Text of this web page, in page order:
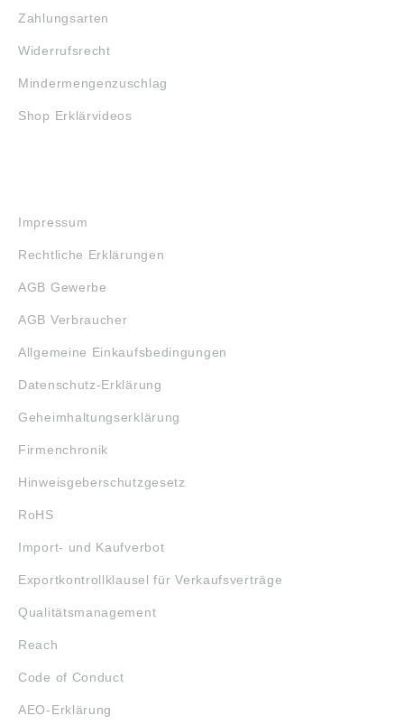
Zahlungsarten
Widerrufsrecht
Mindermengenzuschlag
Shop Erklärvideos
Impressum
Rechtliche Erklärungen
AGB Gewerbe
AGB Verbraucher
Allgemeine Einkaufsbedingungen
Datenschutz-Erklärung
Geheimhaltungserklärung
Firmenchronik
Hinweisgeberschutzgesetz
RoHS
Import- und Kaufverbot
Exportkontrollklausel für Verkaufsverträge
Qualitätsmanagement
Reach
Code of Conduct
AEO-Erklärung